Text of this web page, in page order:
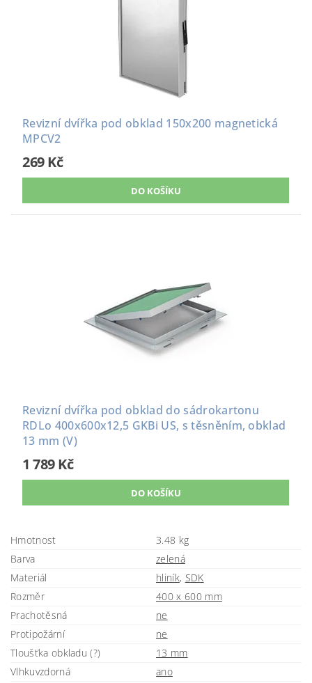
Revizní dvířka pod obklad 150x200 magnetická
MPCV2
269 Kč
Revizní dvířka pod obklad do sádrokartonu
RDLo 400x600x12,5 GKBi US, s těsněním, obklad
13 mm (V)
1 789 Kč
Hmotnost
3.48 kg
Barva
zelená
Materiál
hliník, SDK
Rozměr
400 x 600 mm
Prachotěsná
ne
Protipožární
ne
Tloušťka obkladu (?)
13 mm
Vlhkuvzdorná
ano